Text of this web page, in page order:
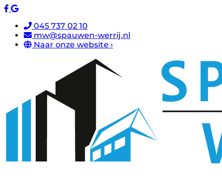
045 737 02 10
mw@spauwen-werrij.nl
Naar onze website ›